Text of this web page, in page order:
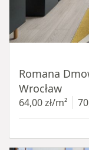
Romana
Wrocław
64,00 zł/m²